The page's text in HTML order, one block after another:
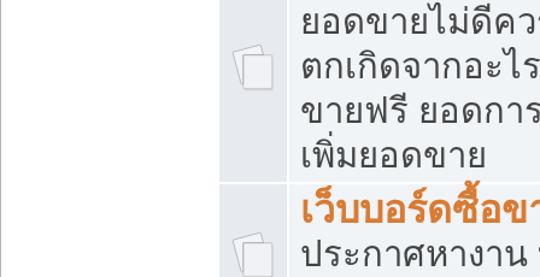
ยอดขายไม่ดีค
ตกเกิดจากอะไ
ขายฟรี ยอดกา
เพิ่มยอดขาย
เว็บบอร์ดซื้อข
ประกาศหางาน